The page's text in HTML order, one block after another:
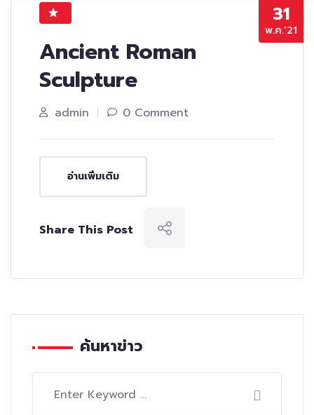
31
พ.ค.’21
Ancient Roman
Sculpture
admin 0 Comment
อ่านเพิ่มเติม
Share This Post
ค้นหาข่าว